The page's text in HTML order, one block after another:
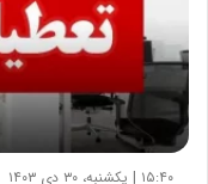
۱۵:۴۰ | یکشنبه، ۳۰ دی ۱۴۰۳